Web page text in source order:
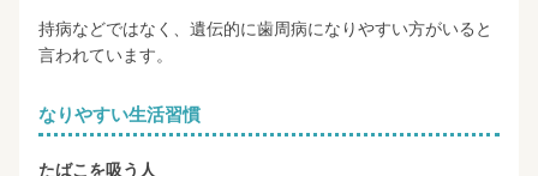
持病などではなく、遺伝的に歯周病になりやすい方がいると
言われています。
なりやすい生活習慣
たばこを吸う人